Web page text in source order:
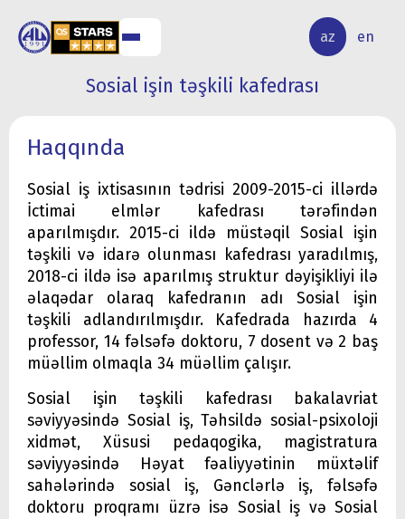
az en
ELMİ
TƏDQİQAT
Sosial işin təşkili kafedrası
Haqqında
Sosial iş ixtisasının tədrisi 2009-2015-ci illərdə
İctimai elmlər kafedrası tərəfindən
aparılmışdır. 2015-ci ildə müstəqil Sosial işin
təşkili və idarə olunması kafedrası yaradılmış,
2018-ci ildə isə aparılmış struktur dəyişikliyi ilə
əlaqədar olaraq kafedranın adı Sosial işin
təşkili adlandırılmışdır. Kafedrada hazırda 4
professor, 14 fəlsəfə doktoru, 7 dosent və 2 baş
müəllim olmaqla 34 müəllim çalışır.
Sosial işin təşkili kafedrası bakalavriat
səviyyəsində Sosial iş, Təhsildə sosial-psixoloji
xidmət, Xüsusi pedaqogika, magistratura
səviyyəsində Həyat fəaliyyətinin müxtəlif
sahələrində sosial iş, Gənclərlə iş, fəlsəfə
doktoru proqramı üzrə isə Sosial iş və Sosial